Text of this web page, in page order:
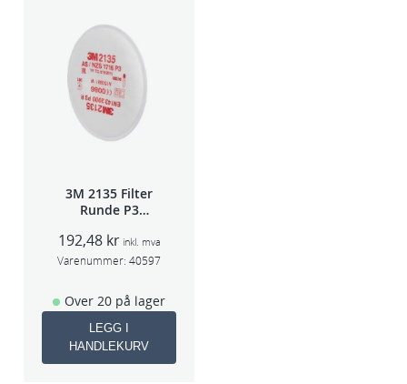
3M 2135 Filter
Runde P3
192,48 kr inkl. mva
Varenummer: 40597
Over 20 på lager
LEGG I
HANDLEKURV